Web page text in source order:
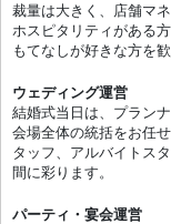
裁量は大きく、店舗マ
ホスピタリティがある
もてなしが好きな方を
ウェディング運営
結婚式当日は、プラン
会場全体の統括をお任
タッフ、アルバイトス
間に彩ります。
パーティ・宴会運営